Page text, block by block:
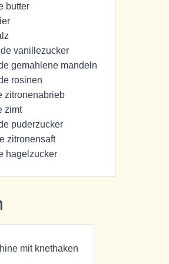
butter
de vanillezucker
gemahlene mandeln
rosinen
zitronenabrieb
zimt
puderzucker
zitronensaft
hagelzucker
mit knethaken